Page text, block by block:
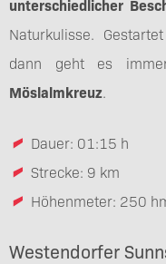
unterschiedlicher
Naturkulisse.
dann geht es
Möslalmkreuz.
Dauer: 01:15 h
Strecke: 9 km
Höhenmeter: 250
Westendorfer